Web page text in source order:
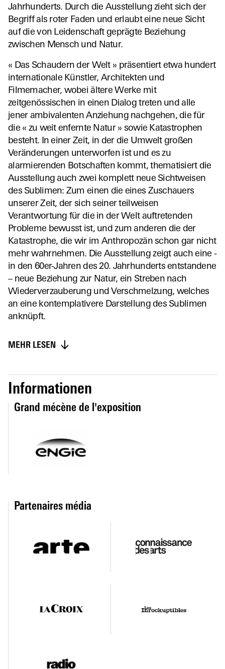
Jahrhunderts. Durch die Ausstellung zieht sich der
Begriff als roter Faden und erlaubt eine neue Sicht
auf die von Leidenschaft geprägte Beziehung
zwischen Mensch und Natur.
« Das Schaudern der Welt » präsentiert etwa hundert
internationale Künstler, Architekten und
Filmemacher, wobei ältere Werke mit
zeitgenössischen in einen Dialog treten und alle
jener ambivalenten Anziehung nachgehen, die für
die « zu weit enfernte Natur » sowie Katastrophen
besteht. In einer Zeit, in der die Umwelt großen
Veränderungen unterworfen ist und es zu
alarmierenden Botschaften kommt, thematisiert die
Ausstellung auch zwei komplett neue Sichtweisen
des Sublimen: Zum einen die eines Zuschauers
unserer Zeit, der sich seiner teilweisen
Verantwortung für die in der Welt auftretenden
Probleme bewusst ist, und zum anderen die der
Katastrophe, die wir im Anthropozän schon gar nicht
mehr wahrnehmen. Die Ausstellung zeigt auch eine -
in den 60er-Jahren des 20. Jahrhunderts entstandene
– neue Beziehung zur Natur, ein Streben nach
Wiederverzauberung und Verschmelzung, welches
an eine kontemplativere Darstellung des Sublimen
anknüpft.
MEHR LESEN
Informationen
Grand mécène de l'exposition
Partenaires média